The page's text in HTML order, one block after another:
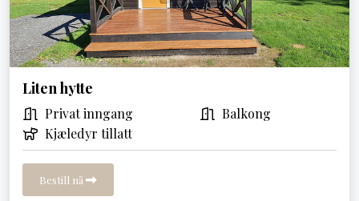
Liten hytte
Privat inngang
Balkong
Kjæledyr tillatt
Bestill nå